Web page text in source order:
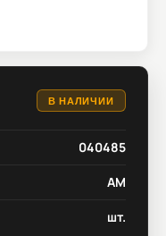
В НАЛИЧИИ
040485
AM
шт.